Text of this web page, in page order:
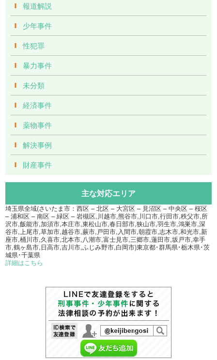
報道解説
少年事件
性犯罪
暴力事件
未分類
経済事件
薬物事件
解決事例
財産事件
主な対応エリア
埼玉県全域(さいたま市：西区 – 北区 – 大宮区 – 見沼区 – 中央区 – 桜区
– 浦和区 – 南区 – 緑区 – 岩槻区,川越市,熊谷市,川口市,行田市,秩父市,所
沢市,飯能市,加須市,本庄市,東松山市,春日部市,狭山市,羽生市,鴻巣市,深
谷市,上尾市,草加市,越谷市,蕨市,戸田市,入間市,朝霞市,志木市,和光市,新
座市,桶川市,久喜市,北本市,八潮市,富士見市,三郷市,蓮田市,坂戸市,幸手
市,鶴ヶ島市,日高市,吉川市,ふじみ野市,白岡市)東京都･群馬県･栃木県･茨
城県･千葉県
詳細はこちら